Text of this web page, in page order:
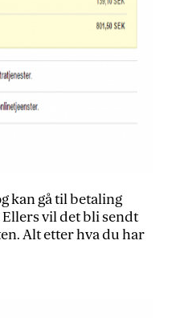
kan gå til betaling
vil det bli sendt
Alt etter hva du har